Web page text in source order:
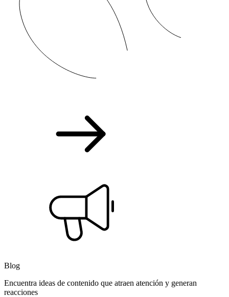
Blog
Encuentra ideas de contenido que atraen atención y generan
reacciones